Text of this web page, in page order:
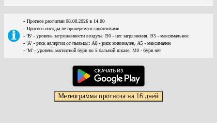
- Прогноз рассчитан 08.08.2026 в 14:00
- Прогноз погоды не проверяется синоптиками
- 'В' - уровень загрязненности воздуха: В0 - нет загрязнения, В5 - максимальное
- 'А' - риск аллергии от пыльцы: А0 - риск минимален, А5 - максимален
- 'М' - уровень магнитной бури по 5 бальной шкале: М0 - бури нет